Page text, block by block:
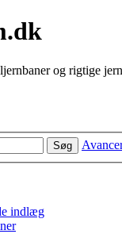
og rigtige
Søg
indlæg